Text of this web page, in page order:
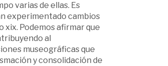
varias de ellas. Es
experimentado cambios
Podemos afirmar que
al
museográficas que
y consolidación de